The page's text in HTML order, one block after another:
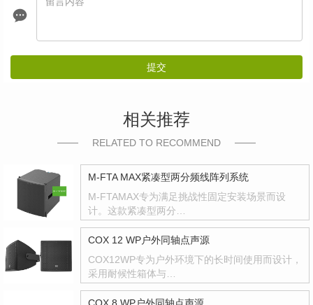
提交
相关推荐
RELATED TO RECOMMEND
M-FTA MAX紧凑型两分频线阵列系统
M-FTAMAX专为满足挑战性固定安装场景而设
计。这款紧凑型两分…
COX 12 WP户外同轴点声源
COX12WP专为户外环境下的长时间使用而设计，
采用耐候性箱体与…